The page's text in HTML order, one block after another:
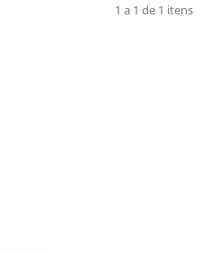
1 a 1 de 1 itens